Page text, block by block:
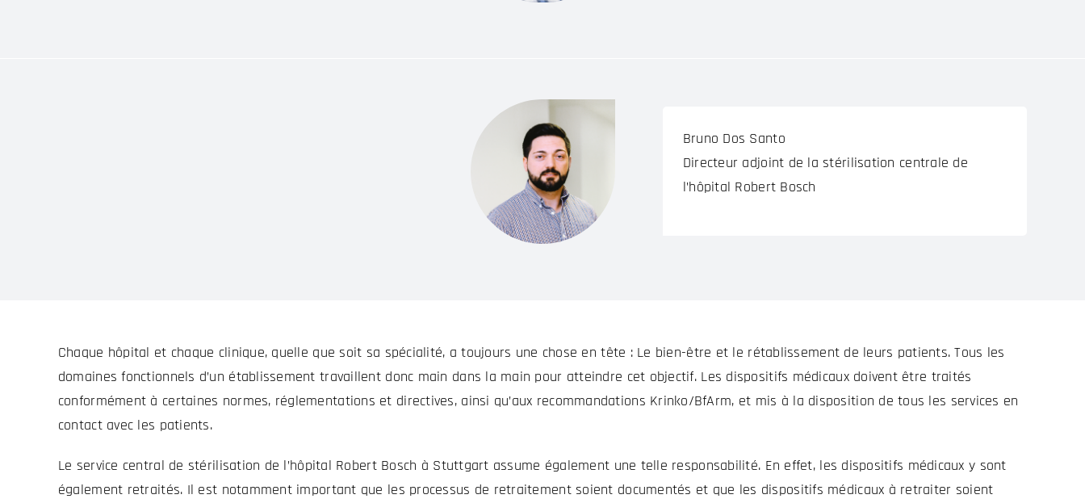
Bruno Dos Santo
Directeur adjoint de la stérilisation centrale de
l’hôpital Robert Bosch
Chaque hôpital et chaque clinique, quelle que soit sa spécialité, a toujours une chose en tête : Le bien-être et le rétablissement de leurs patients. Tous les
domaines fonctionnels d’un établissement travaillent donc main dans la main pour atteindre cet objectif. Les dispositifs médicaux doivent être traités
conformément à certaines normes, réglementations et directives, ainsi qu’aux recommandations Krinko/BfArm, et mis à la disposition de tous les services en
contact avec les patients.
Le service central de stérilisation de l’hôpital Robert Bosch à Stuttgart assume également une telle responsabilité. En effet, les dispositifs médicaux y sont
également retraités. Il est notamment important que les processus de retraitement soient documentés et que les dispositifs médicaux à retraiter soient